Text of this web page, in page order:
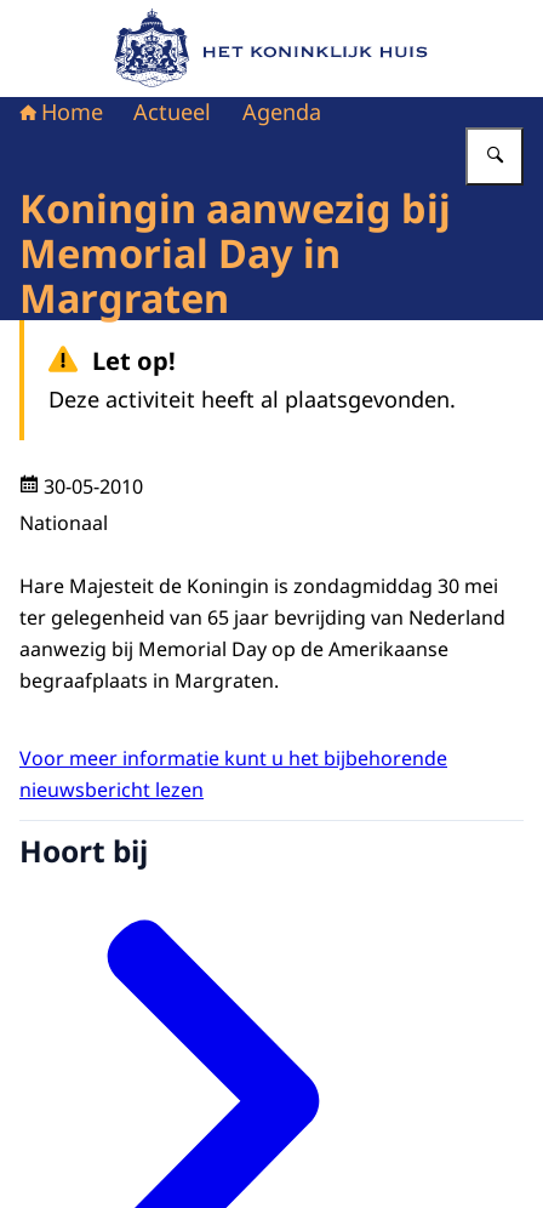
Naar de homepage van Het Koninklijk Huis
Home Actueel Agenda
Koningin aanwezig bij
Memorial Day in
Margraten
Let op!
Deze activiteit heeft al plaatsgevonden.
30-05-2010
Nationaal
Hare Majesteit de Koningin is zondagmiddag 30 mei
ter gelegenheid van 65 jaar bevrijding van Nederland
aanwezig bij Memorial Day op de Amerikaanse
begraafplaats in Margraten.
Voor meer informatie kunt u het bijbehorende
nieuwsbericht lezen
Hoort bij